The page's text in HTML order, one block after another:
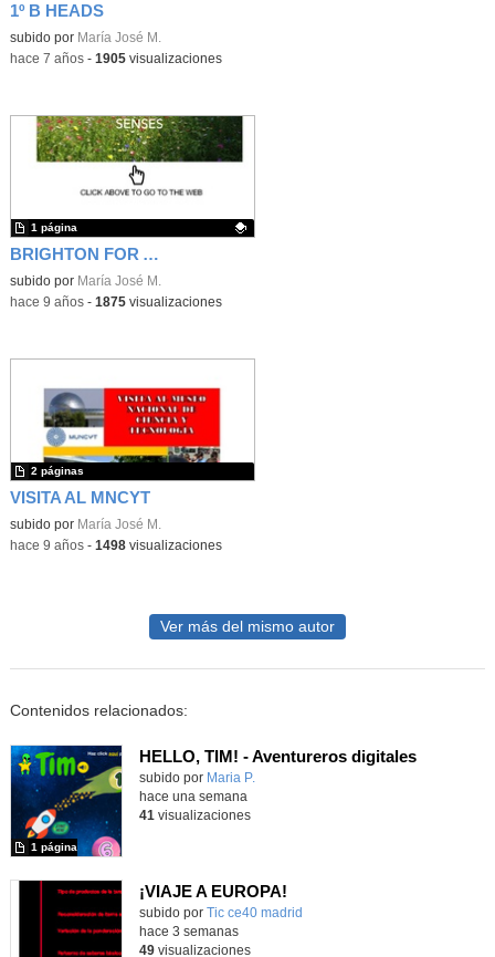
1º B HEADS
subido por María José M.
-hace 7 años- 1905visualizaciones
BRIGHTON FOR ALL FIVE SENSES
Contenido educativo.
subido por María José M.
1 página
-hace 9 años- 1875visualizaciones
VISITA AL MNCYT
subido por María José M.
2 páginas
-hace 9 años- 1498visualizaciones
Ver más del mismo autor
Contenidos relacionados:
HELLO, TIM! - Aventureros digitales
Contenido educativo.
subido por Maria P.
1 página
hace una semana
41 visualizaciones
¡VIAJE A EUROPA!
subido por Tic ce40 madrid
hace 3 semanas
49visualizaciones